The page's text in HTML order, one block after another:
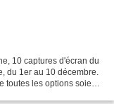
10 captures d'écran du
du 1er au 10 décembre.
les options soient